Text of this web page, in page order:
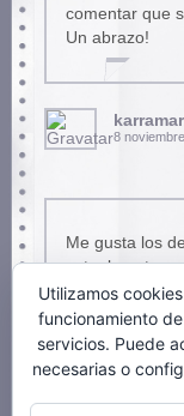
comentar que
Un abrazo!
8
Me gusta los
actualmente
empezando
los articulos
Saludos desde
Utilizamos
funcionamiento
servicios. Puede
necesarias o